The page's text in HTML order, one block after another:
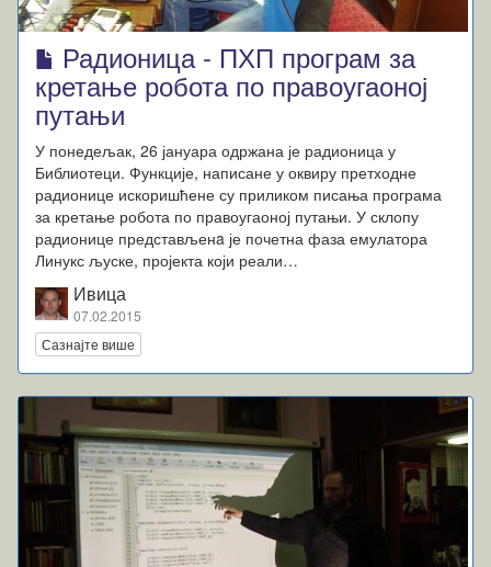
Радионица - ПХП програм за
кретање робота по правоугаоној
путањи
У понедељак, 26 јануара одржана је радионица у
Библиотеци. Функције, написане у оквиру претходне
радионице искоришћене су приликом писања програма
за кретање робота по правоугаоној путањи. У склопу
радионице представљенa је почетна фаза емулатора
Линукс љуске, пројекта који реали…
Ивица
07.02.2015
Сазнајте више